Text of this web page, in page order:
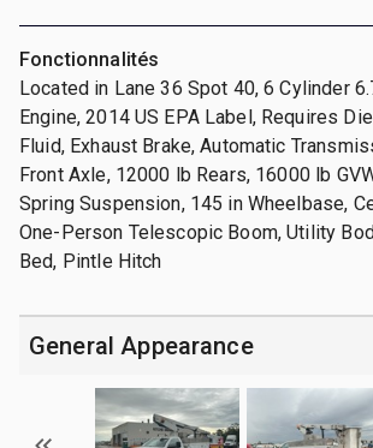
Fonctionnalités
Located in Lane 36 Spot 40, 6 Cylinder
Engine, 2014 US EPA Label, Requires
Fluid, Exhaust Brake, Automatic
Front Axle, 12000 lb Rears, 16000 lb
Spring Suspension, 145 in Wheelbase,
One-Person Telescopic Boom, Utility
Bed, Pintle Hitch
General Appearance